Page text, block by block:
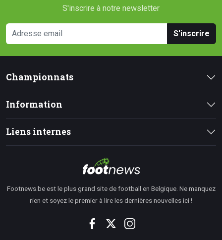
S'inscrire à notre newsletter
S'inscrire
Championnats
Information
Liens internes
Footnews.be est le plus grand site de football en Belgique. Ne manquez
rien et soyez le premier à lire les dernières nouvelles ici !